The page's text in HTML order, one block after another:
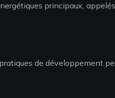
principaux,
de développement